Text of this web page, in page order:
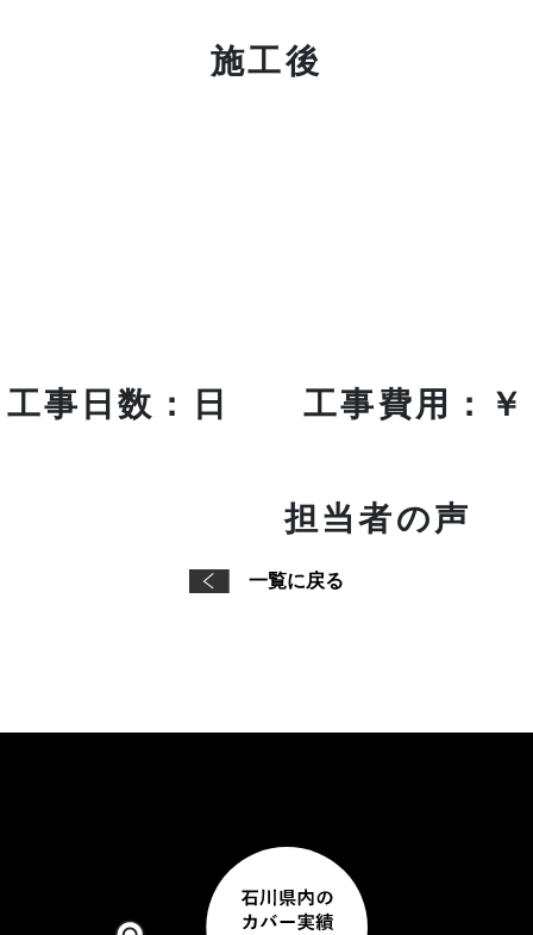
施工後
工事日数：日 工事費用：￥
担当者の声
一覧に戻る